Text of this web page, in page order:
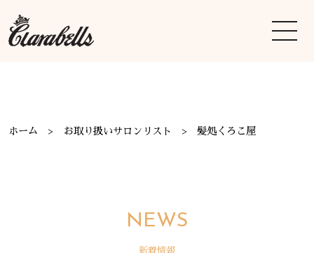
ホーム お取り扱いサロンリスト 髪処くろこ屋
NEWS
新着情報